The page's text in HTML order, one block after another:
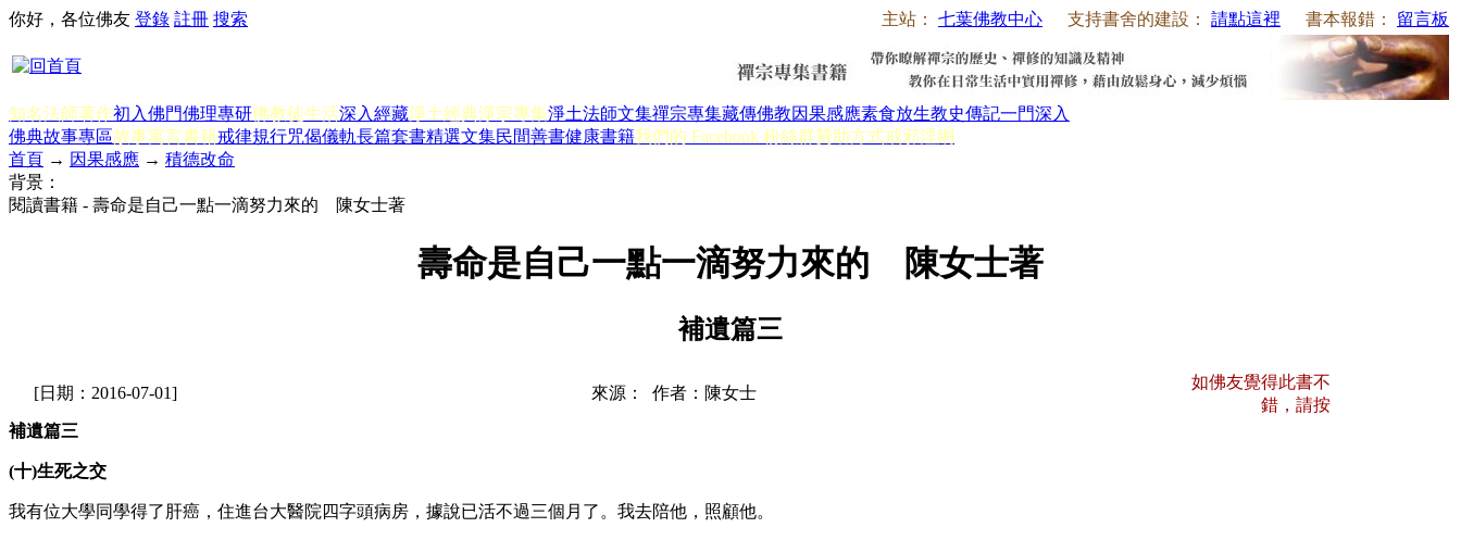
主站： 七葉佛教中心 支持書舍的建設： 請點這裡 書本報錯： 留言板
你好，各位佛友 登錄 註冊 搜索
知名法師著作初入佛門佛理專研佛教徒生活深入經藏淨土經典淨宗專集淨土法師文集禪宗專集藏傳佛教因果感應素食放生教史傳記一門深入
佛典故事專區故事寓言書籍戒律規行咒偈儀軌長篇套書精選文集民間善書健康書籍我們的 Facebook 粉絲群贊助方式戒邪淫網
首頁 → 因果感應 → 積德改命
背景：
閱讀書籍 - 壽命是自己一點一滴努力來的 陳女士著
壽命是自己一點一滴努力來的 陳女士著
補遺篇三
[日期：2016-07-01] 來源： 作者：陳女士
如佛友覺得此書不
錯，請按
補遺篇三
(十)生死之交
我有位大學同學得了肝癌，住進台大醫院四字頭病房，據說已活不過三個月了。我去陪他，照顧他。